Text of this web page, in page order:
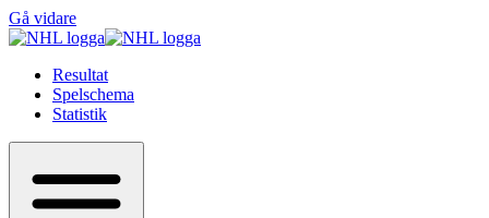
Gå vidare
Resultat
Spelschema
Statistik